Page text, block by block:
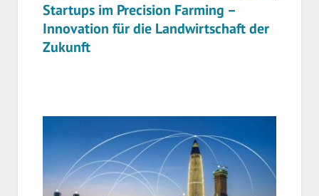
Startups im Precision Farming –
Innovation für die Landwirtschaft der
Zukunft